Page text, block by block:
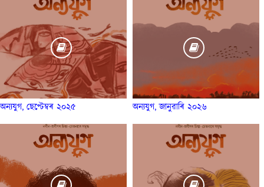
অন্যযুগ, ছেপ্টেম্বৰ ২০২৫ অন্যযুগ, জানুৱাৰি ২০২৬